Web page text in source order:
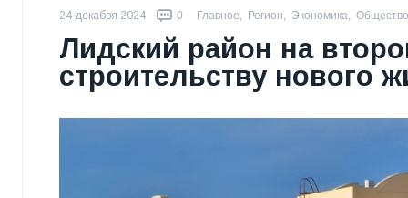
24 декабря 2024 0 Главное, Регион, Экономика, Общество
Лидский район на
строительству нового